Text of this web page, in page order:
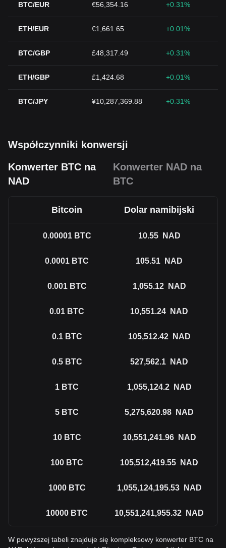
BTC/EUR €56,354.16 +0.31%
ETH/EUR €1,661.65 +0.01%
BTC/GBP £48,317.49 +0.31%
ETH/GBP £1,424.68 +0.01%
BTC/JPY ¥10,287,369.88 +0.31%
Współczynniki konwersji
Konwerter BTC na
NAD
Konwerter NAD na
BTC
Bitcoin Dolar namibijski
0.00001 BTC 10.55 NAD
0.0001 BTC 105.51 NAD
0.001 BTC 1,055.12 NAD
0.01 BTC 10,551.24 NAD
0.1 BTC 105,512.42 NAD
0.5 BTC 527,562.1 NAD
1 BTC 1,055,124.2 NAD
5 BTC 5,275,620.98 NAD
10 BTC 10,551,241.96 NAD
100 BTC 105,512,419.55 NAD
1000 BTC 1,055,124,195.53 NAD
10000 BTC 10,551,241,955.32 NAD
W powyższej tabeli znajduje się kompleksowy konwerter BTC na